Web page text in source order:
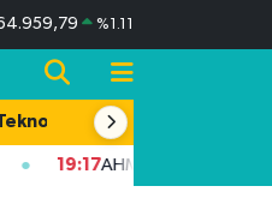
%1.11
19:17AHMET YILMAZ